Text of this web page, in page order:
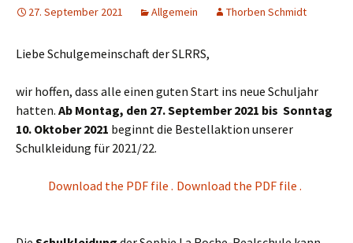
27. September 2021 Allgemein Thorben Schmidt
Liebe Schulgemeinschaft der SLRRS,
wir hoffen, dass alle einen guten Start ins neue Schuljahr
hatten. Ab Montag, den 27. September 2021 bis Sonntag
10. Oktober 2021 beginnt die Bestellaktion unserer
Schulkleidung für 2021/22.
Download the PDF file . Download the PDF file .